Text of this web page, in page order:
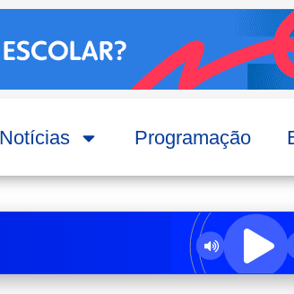
Notícias Programação